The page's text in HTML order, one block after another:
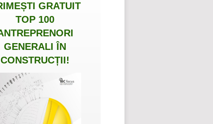
GRATUIT
TOP 100
GENERALI ÎN
CONSTRUCȚII!